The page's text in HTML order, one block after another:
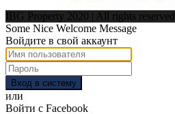
IBG Property 2020 | All rights reserved
Some Nice Welcome Message
Войдите в свой аккаунт
Вход в систему
или
Войти с Facebook